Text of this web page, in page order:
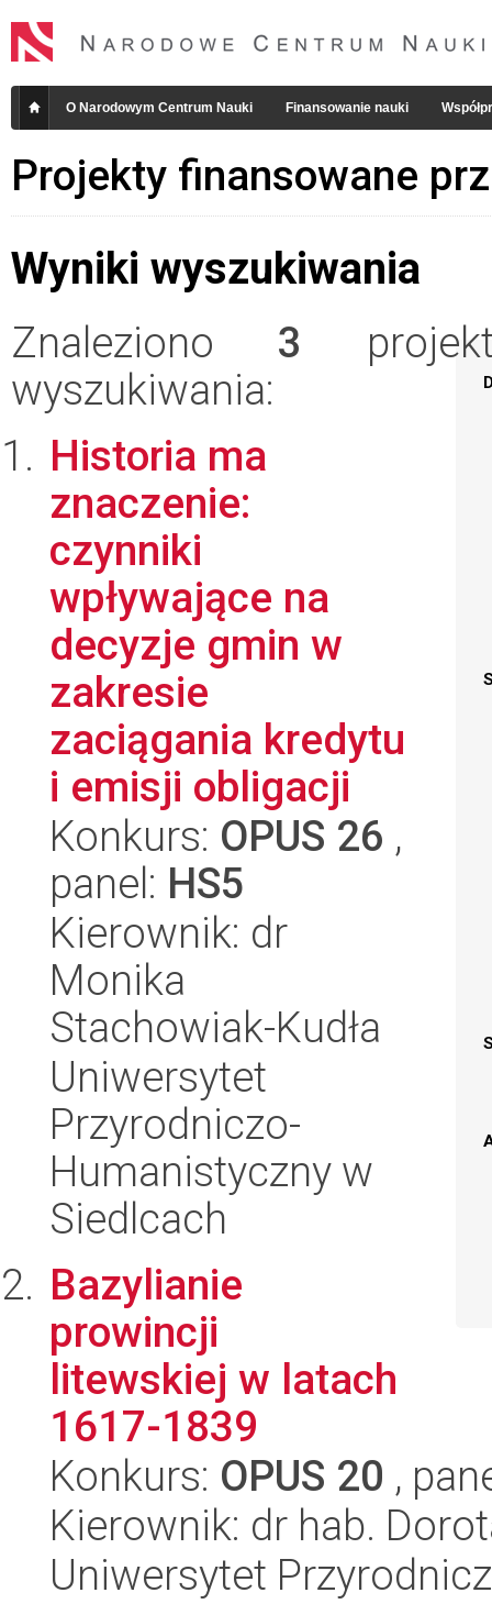
O Narodowym Centrum Nauki Finansowanie nauki
Projekty finansowane
Wyniki wyszukiwania
Znaleziono 3
wyszukiwania:
Historia ma
znaczenie:
czynniki
wpływające na
decyzje gmin w
zakresie
zaciągania kredytu
i emisji obligacji
Konkurs: OPUS 26 ,
panel: HS5
Kierownik: dr
Monika
Stachowiak-Kudła
Uniwersytet
Przyrodniczo-
Humanistyczny w
Siedlcach
Bazylianie
prowincji
litewskiej w latach
1617-1839
Konkurs: OPUS 20 ,
Kierownik: dr hab.
Uniwersytet